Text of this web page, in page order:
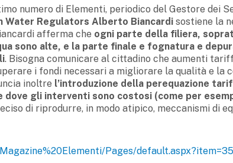
numero di Elementi, periodico del Gestore dei
Water Regulators Alberto Biancardi sostiene la
afferma che ogni parte della filiera,
sono alte, e la parte finale e fognatura e
. Bisogna comunicare al cittadino che aumenti
i fondi necessari a migliorare la qualità e la
inoltre l’introduzione della perequazione
dove gli interventi sono costosi (come per
di riprodurre, in modo atipico, meccanismi di
Pages/default.aspx?item=35